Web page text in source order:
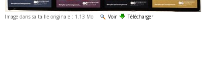
Image dans sa taille originale : 1.13 Mo | Voir Télécharger